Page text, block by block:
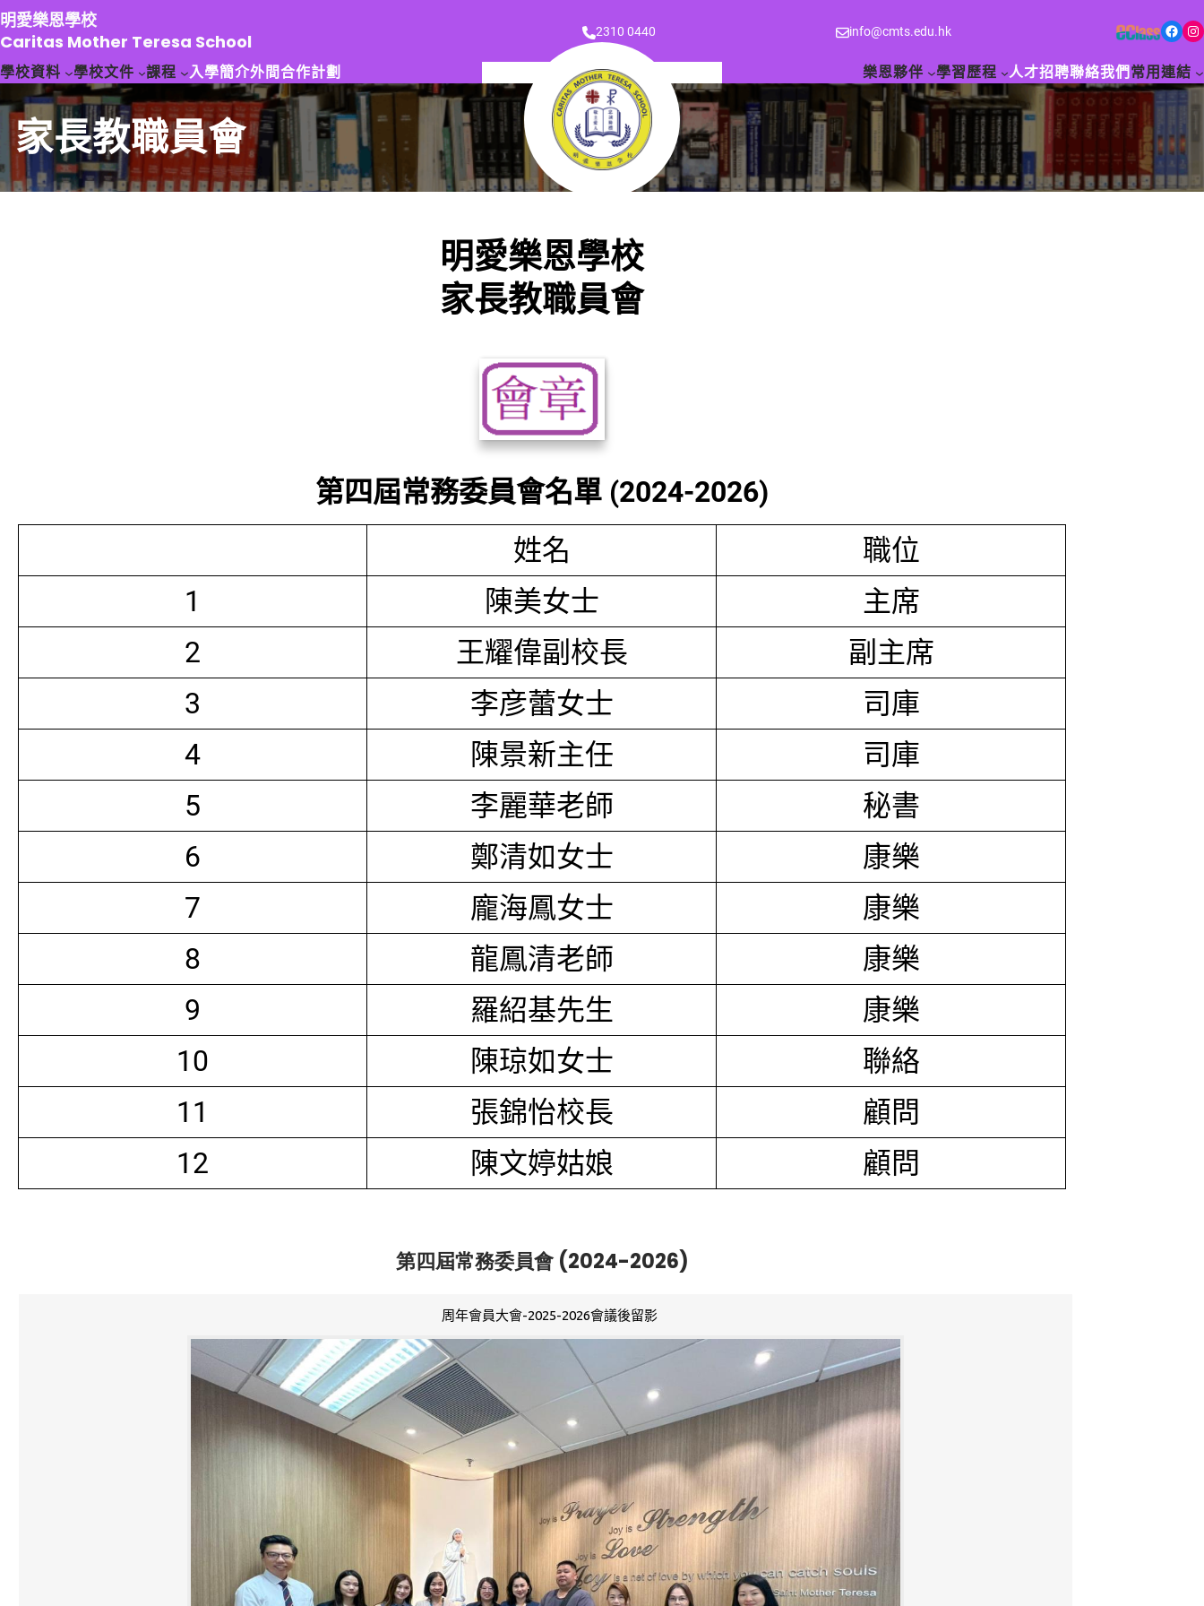
跳
至
主
要
容
明愛樂恩學校
Caritas Mother Teresa School
2310 0440 info@cmts.edu.hk Facebook Instagram
學校資料 學校文件 課程 入學簡介外間合作計劃 樂恩夥伴 學習歷程 人才招聘聯絡我們 常用連結
家長教職員會
明愛樂恩學校
家長教職員會
第四屆常務委員會名單 (2024-2026)
姓名
職位
1
陳美女士
主席
2
王耀偉副校長
副主席
3
李彦蕾女士
司庫
4
陳景新主任
司庫
5
李麗華老師
秘書
6
鄭清如女士
康樂
7
龐海鳳女士
康樂
8
龍鳳清老師
康樂
9
羅紹基先生
康樂
10
陳琼如女士
聯絡
11
張錦怡校長
顧問
12
陳文婷姑娘 顧問
第四屆常務委員會 (2024-2026)
周年會員大會-2025-2026會議後留影